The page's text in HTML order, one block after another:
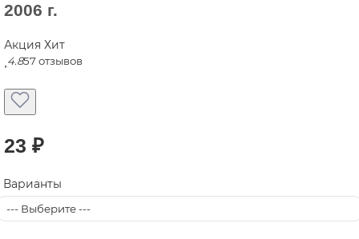
2006 г.
Акция Хит
4.857 отзывов
23 ₽
Варианты